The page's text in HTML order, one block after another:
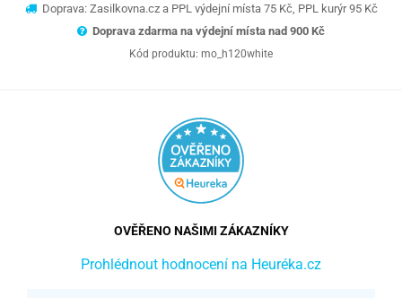
Doprava: Zasilkovna.cz a PPL výdejní místa 75 Kč, PPL kurýr 95 Kč
Doprava zdarma na výdejní místa nad 900 Kč
Kód produktu: mo_h120white
OVĚŘENO NAŠIMI ZÁKAZNÍKY
Prohlédnout hodnocení na Heuréka.cz